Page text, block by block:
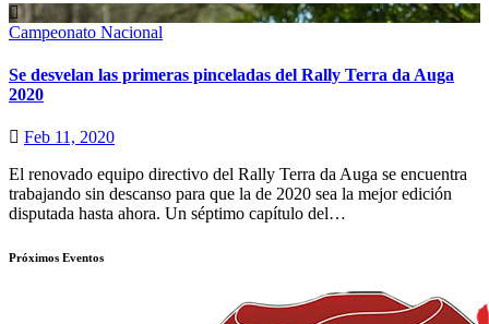
Campeonato Nacional
Se desvelan las primeras pinceladas del Rally Terra da Auga
2020
Feb 11, 2020
El renovado equipo directivo del Rally Terra da Auga se encuentra
trabajando sin descanso para que la de 2020 sea la mejor edición
disputada hasta ahora. Un séptimo capítulo del…
Próximos Eventos